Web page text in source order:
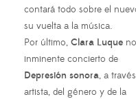
contará todo sobre el
su vuelta a la música.
Por último, Clara Luque
inminente concierto de
Depresión sonora, a
artista, del género y de la